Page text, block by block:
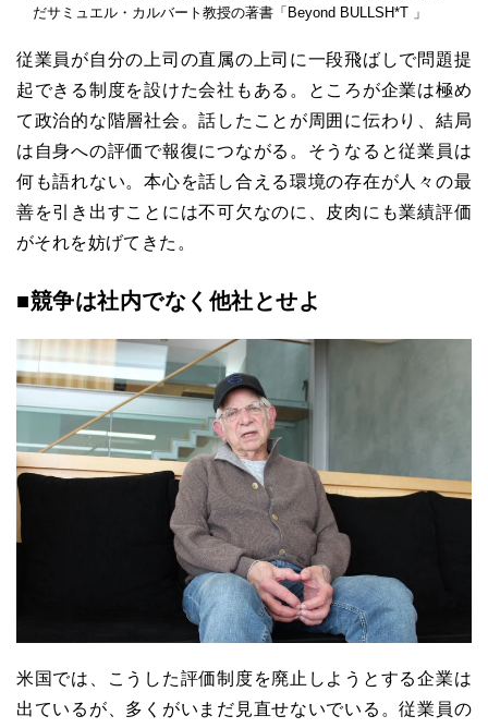
だサミュエル・カルバート教授の著書「Beyond BULLSH*T 」
従業員が自分の上司の直属の上司に一段飛ばしで問題提
起できる制度を設けた会社もある。ところが企業は極め
て政治的な階層社会。話したことが周囲に伝わり、結局
は自身への評価で報復につながる。そうなると従業員は
何も語れない。本心を話し合える環境の存在が人々の最
善を引き出すことには不可欠なのに、皮肉にも業績評価
がそれを妨げてきた。
■競争は社内でなく他社とせよ
米国では、こうした評価制度を廃止しようとする企業は
出ているが、多くがいまだ見直せないでいる。従業員の